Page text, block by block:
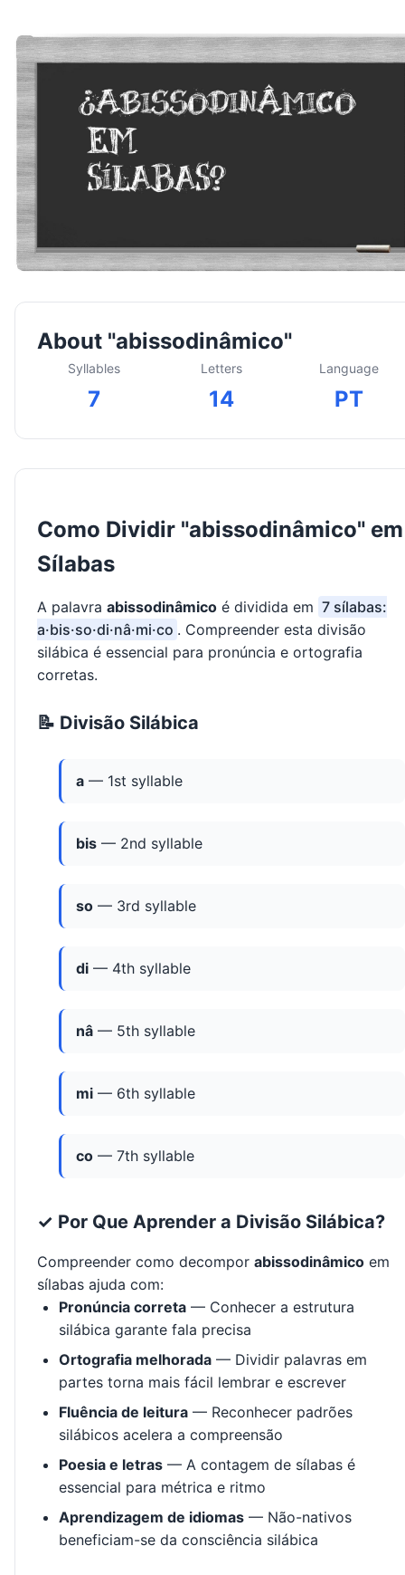
About "abissodinâmico"
Syllables
7
Letters
14
Language
PT
Como Dividir "abissodinâmico" em
Sílabas
A palavra abissodinâmico é dividida em 7 sílabas:
a·bis·so·di·nâ·mi·co . Compreender esta divisão
silábica é essencial para pronúncia e ortografia
corretas.
📝 Divisão Silábica
a — 1st syllable
bis — 2nd syllable
so — 3rd syllable
di — 4th syllable
nâ — 5th syllable
mi — 6th syllable
co — 7th syllable
✓ Por Que Aprender a Divisão Silábica?
Compreender como decompor abissodinâmico em
sílabas ajuda com:
Pronúncia correta — Conhecer a estrutura
silábica garante fala precisa
Ortografia melhorada — Dividir palavras em
partes torna mais fácil lembrar e escrever
Fluência de leitura — Reconhecer padrões
silábicos acelera a compreensão
Poesia e letras — A contagem de sílabas é
essencial para métrica e ritmo
Aprendizagem de idiomas — Não-nativos
beneficiam-se da consciência silábica